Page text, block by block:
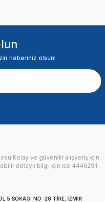
haberiniz olsun!
Kolay ve güvenilir alışveriş için
detaylı bilgi için ise 4446291
5 SOKAGI NO :28 TİRE, İZMİR